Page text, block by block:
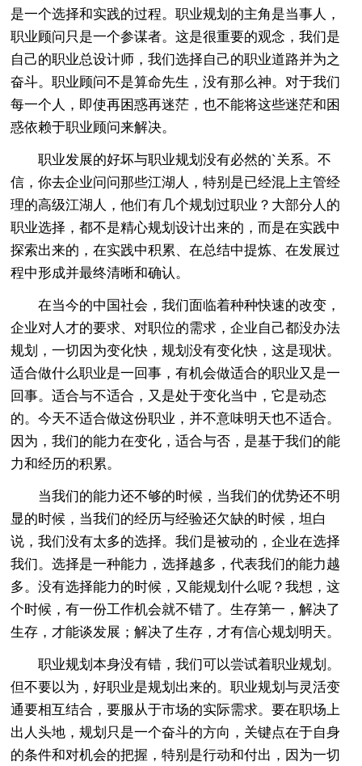
是一个选择和实践的过程。职业规划的主角是当事人，
职业顾问只是一个参谋者。这是很重要的观念，我们是
自己的职业总设计师，我们选择自己的职业道路并为之
奋斗。职业顾问不是算命先生，没有那么神。对于我们
每一个人，即使再困惑再迷茫，也不能将这些迷茫和困
惑依赖于职业顾问来解决。
职业发展的好坏与职业规划没有必然的`关系。不
信，你去企业问问那些江湖人，特别是已经混上主管经
理的高级江湖人，他们有几个规划过职业？大部分人的
职业选择，都不是精心规划设计出来的，而是在实践中
探索出来的，在实践中积累、在总结中提炼、在发展过
程中形成并最终清晰和确认。
在当今的中国社会，我们面临着种种快速的改变，
企业对人才的要求、对职位的需求，企业自己都没办法
规划，一切因为变化快，规划没有变化快，这是现状。
适合做什么职业是一回事，有机会做适合的职业又是一
回事。适合与不适合，又是处于变化当中，它是动态
的。今天不适合做这份职业，并不意味明天也不适合。
因为，我们的能力在变化，适合与否，是基于我们的能
力和经历的积累。
当我们的能力还不够的时候，当我们的优势还不明
显的时候，当我们的经历与经验还欠缺的时候，坦白
说，我们没有太多的选择。我们是被动的，企业在选择
我们。选择是一种能力，选择越多，代表我们的能力越
多。没有选择能力的时候，又能规划什么呢？我想，这
个时候，有一份工作机会就不错了。生存第一，解决了
生存，才能谈发展；解决了生存，才有信心规划明天。
职业规划本身没有错，我们可以尝试着职业规划。
但不要以为，好职业是规划出来的。职业规划与灵活变
通要相互结合，要服从于市场的实际需求。要在职场上
出人头地，规划只是一个奋斗的方向，关键点在于自身
的条件和对机会的把握，特别是行动和付出，因为一切